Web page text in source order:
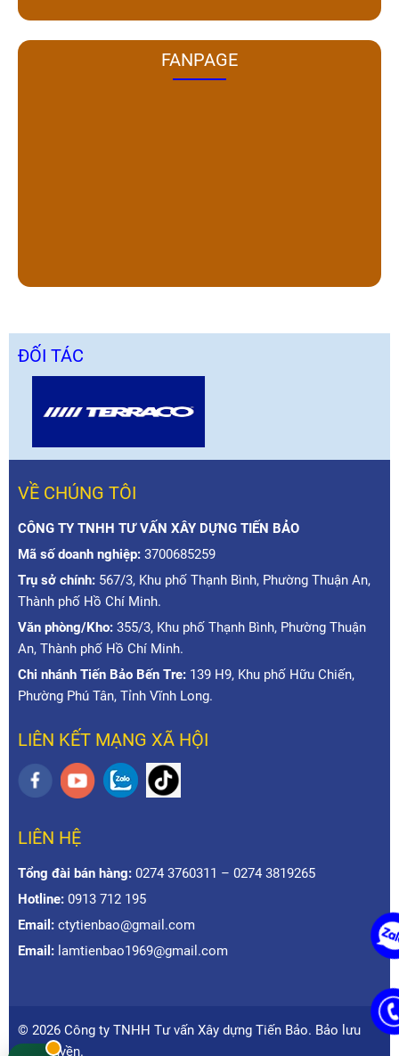
FANPAGE
ĐỐI TÁC
VỀ CHÚNG TÔI
CÔNG TY TNHH TƯ VẤN XÂY DỰNG TIẾN BẢO
Mã số doanh nghiệp: 3700685259
Trụ sở chính: 567/3, Khu phố Thạnh Bình, Phường Thuận An,
Thành phố Hồ Chí Minh.
Văn phòng/Kho: 355/3, Khu phố Thạnh Bình, Phường Thuận
An, Thành phố Hồ Chí Minh.
Chi nhánh Tiến Bảo Bến Tre: 139 H9, Khu phố Hữu Chiến,
Phường Phú Tân, Tỉnh Vĩnh Long.
LIÊN KẾT MẠNG XÃ HỘI
LIÊN HỆ
Tổng đài bán hàng: 0274 3760311 – 0274 3819265
Hotline: 0913 712 195
Email: ctytienbao@gmail.com
Email: lamtienbao1969@gmail.com
© 2026 Công ty TNHH Tư vấn Xây dựng Tiến Bảo. Bảo lưu
mọi quyền.